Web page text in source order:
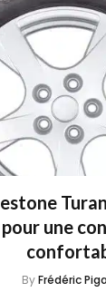
une
ByFrédéric